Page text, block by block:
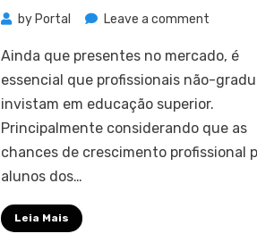
by Portal Leave a comment
de
a
da
Ainda que presentes no mercado, é
essencial que profissionais não-
invistam em educação superior.
Principalmente considerando que as
chances de crescimento profissional
alunos dos…
Leia Mais